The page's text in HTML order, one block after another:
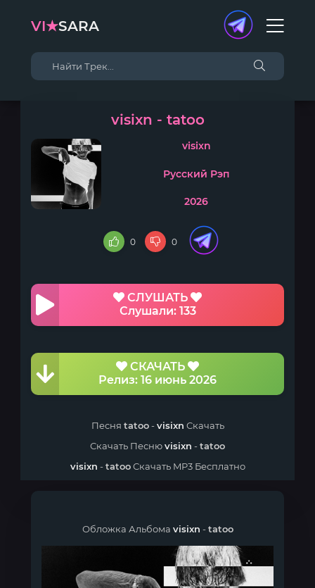
VI★SARA
visixn - tatoo
visixn
Русский Рэп
2026
0 0
СЛУШАТЬ
Слушали: 133
СКАЧАТЬ
Релиз: 16 июнь 2026
Песня tatoo-visixn Скачать
Скачать Песнюvisixn -tatoo
visixn -tatooСкачать MP3 Бесплатно
Обложка Альбома visixn -tatoo